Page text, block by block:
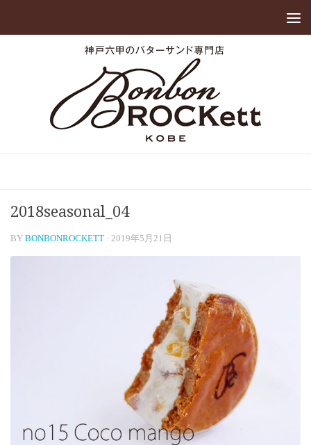
2018seasonal_04
BY BONBONROCKETT · 2019年5月21日